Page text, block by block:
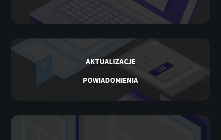
AKTUALIZACJE
POWIADOMIENIA